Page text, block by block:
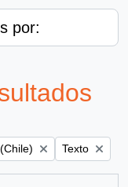
por:
Remove
Texto